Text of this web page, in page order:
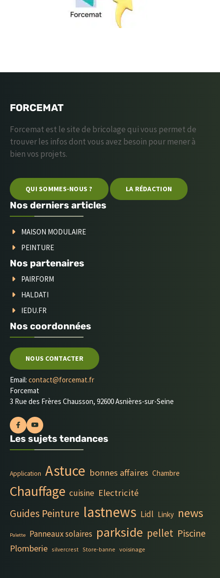
FORCEMAT
Forcemat est le site de bricolage qui vous permet de
trouver les infos dont vous avez besoin pour mener à
bien vos projets.
QUI SOMMES-NOUS ? LA RÉDACTION
Nos derniers articles
MAISON MODULAIRE
PEINTURE
Nos partenaires
PAIRFORM
HALDATI
IEDU.FR
Nos coordonnées
NOUS CONTACTER
Email: contact@forcemat.fr
Forcemat
3 Rue des Frères Chausson, 92600 Asnières-sur-Seine
Les sujets tendances
Application Astuce bonnes affaires Chambre
Chauffage cuisine Electricité
Guides Peinture lastnews Lidl Linky news
Palette Panneaux solaires parkside pellet Piscine
Plomberie silvercrest Store-banne voisinage